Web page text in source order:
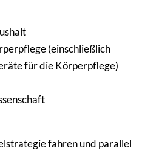
(einschließlich
für die Körperpflege)
fahren und parallel